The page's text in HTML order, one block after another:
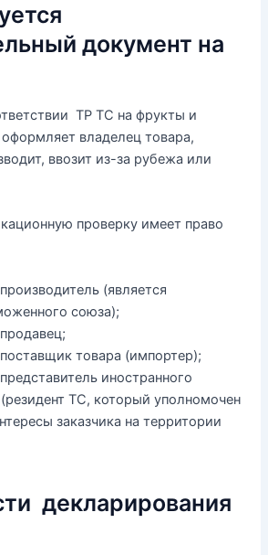
документ на
ТР ТС на фрукты и
владелец товара,
ввозит из-за рубежа или
проверку имеет право
(является
союза);
товара (импортер);
иностранного
ТС, который уполномочен
заказчика на территории
декларирования